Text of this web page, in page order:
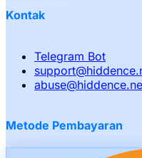
Kontak
Telegram Bot
support@
abuse@
Metode Pembayaran